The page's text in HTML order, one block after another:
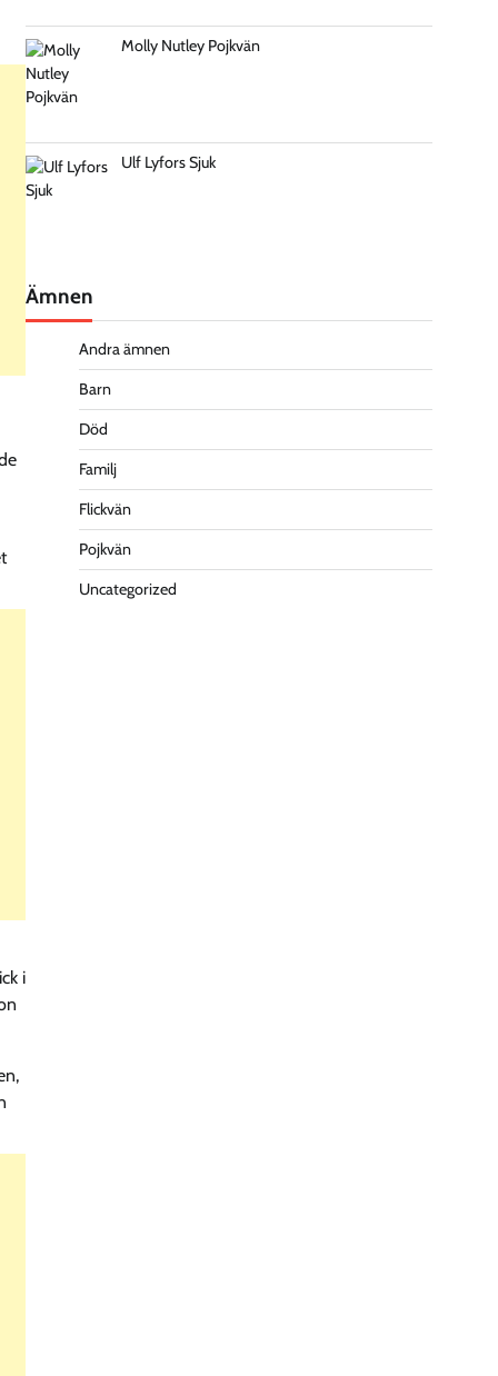
i
Molly Nutley Pojkvän
Ulf Lyfors Sjuk
Ämnen
Andra ämnen
Barn
Död
Familj
Flickvän
Pojkvän
Uncategorized